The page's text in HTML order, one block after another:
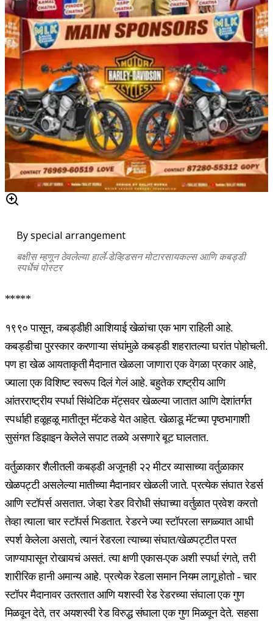
By special arrangement
बक्षीस म्हणून ठेवलेल्या हार्ले-डेव्हिडसन मोटारसायकल्स आणि कबड्डी
स्पर्धेचं पोस्टर
*****
१९९० पासून, कबड्डीही आशियाई खेळांचा एक भाग राहिली आहे.
कबड्डीचा पुरस्कार करणाऱ्या संघांमुळे कबड्डी शहरातल्या घरांत पोहोचली.
पण हा खेळ आयताकृती मैदानात खेळला जाणारा एक वेगळा प्रकार आहे,
ज्याला एक विशिष्ट स्वरूप दिलं गेलं आहे. बहुतेक राष्ट्रीय आणि
आंतरराष्ट्रीय स्पर्धा सिंथेटिक मॅट्सवर खेळल्या जातात आणि देशांतर्गत
स्पर्धाही हळूहळू मातीतून मॅटकडे येत आहेत. खेळाडू मॅटच्या पृष्ठभागाशी
सुसंगत डिझाइन केलेले सपाट तळवे असणारे बूट घालतात.
वर्तुळाकार शैलीतली कबड्डी अजूनही २२ मीटर व्यासाच्या वर्तुळाकार
खेळपट्टी असलेल्या मातीच्या मैदानावर खेळली जाते. प्रत्येक संघात रेडर्स
आणि स्टॉपर्स असतात. जेव्हा रेडर विरोधी संघाच्या वर्तुळात प्रवेश करतो
तेव्हा त्याला चार स्टॉपर्स भिडतात. रेडरने ज्या स्टॉपरला सगळ्यात आधी
स्पर्श केलेला असतो, त्यानं रेडरला त्याच्या संघात/खेळपट्टीत परत
जाण्यापासून रोखायचं असतं. त्या क्षणी एकास-एक अशी स्पर्धा रंगते, तरी
शारीरिक हानी अमान्य आहे. प्रत्येक रेडला समान नियम लागू होतो - चार
स्टॉपर मैदानावर उतरतात आणि यशस्वी रेड रेडरच्या संघाला एक गुण
मिळवून देते, तर अयशस्वी रेड विरुद्ध संघाला एक गुण मिळवून देते. सहसा